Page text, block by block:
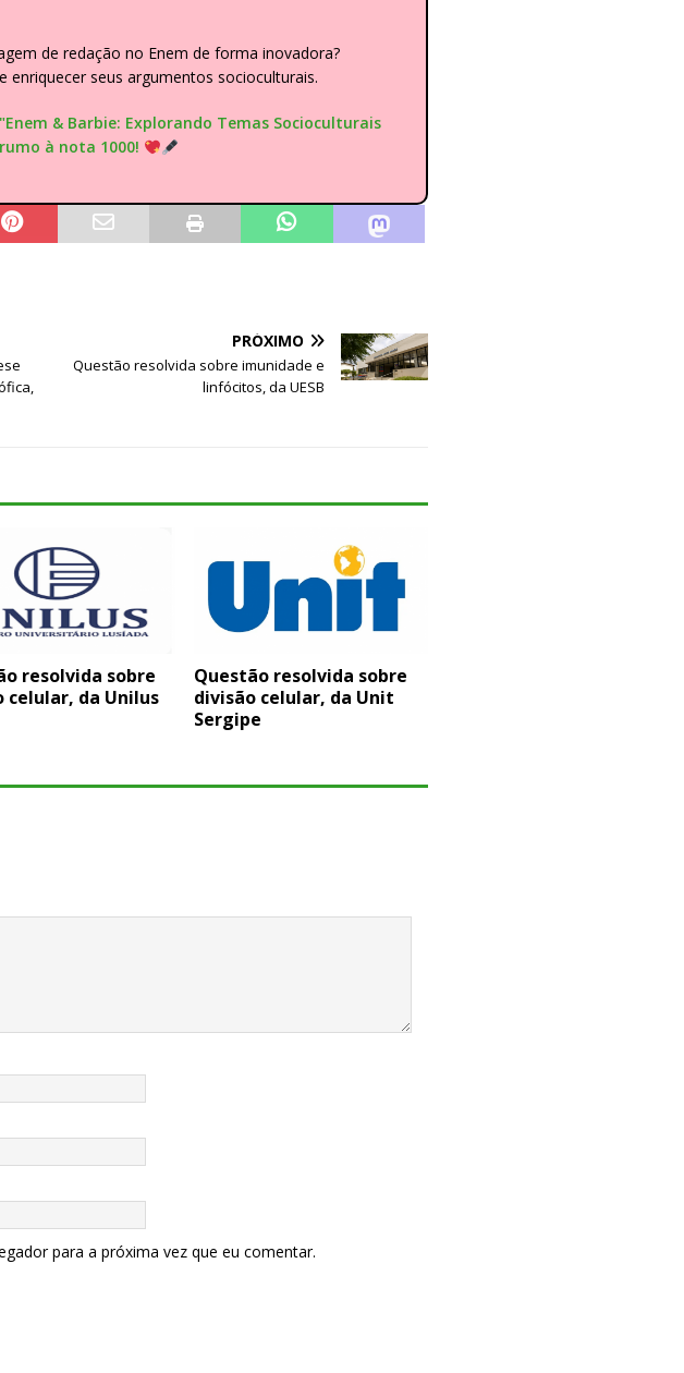
de redação no Enem de forma inovadora?
seus argumentos socioculturais.
& Barbie: Explorando Temas Socioculturais
à nota 1000!
PRÓXIMO
Questão resolvida sobre imunidade e
linfócitos, da UESB
resolvida sobre
celular, da Unilus
Questão resolvida sobre
divisão celular, da Unit
Sergipe
para a próxima vez que eu comentar.